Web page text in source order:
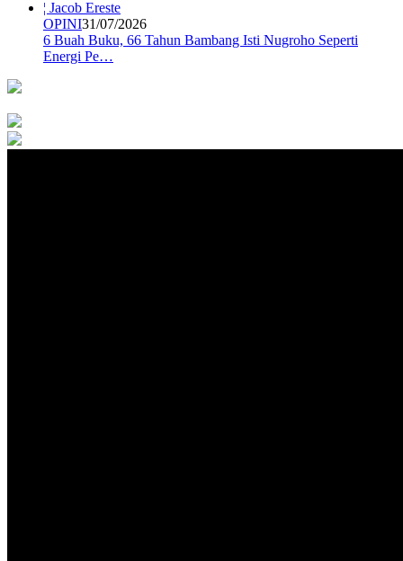
OPINI31/07/2026
6 Buah Buku, 66 Tahun Bambang Isti Nugroho Seperti
Energi Pe…